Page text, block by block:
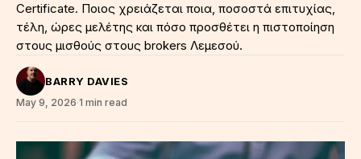
Certificate. Ποιος χρειάζεται ποια, ποσοστά επιτυχίας,
τέλη, ώρες μελέτης και πόσο προσθέτει η πιστοποίηση
στους μισθούς στους brokers Λεμεσού.
BARRY DAVIES
May 9, 2026·1 min read